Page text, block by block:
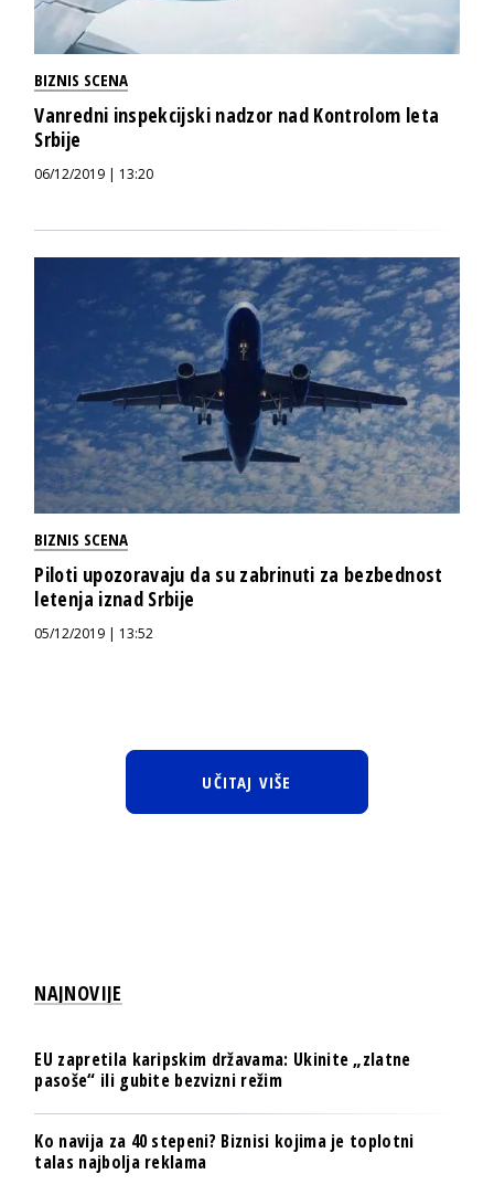
BIZNIS SCENA
Vanredni inspekcijski nadzor nad Kontrolom leta
Srbije
06/12/2019 | 13:20
BIZNIS SCENA
Piloti upozoravaju da su zabrinuti za bezbednost
letenja iznad Srbije
05/12/2019 | 13:52
UČITAJ VIŠE
NAJNOVIJE
EU zapretila karipskim državama: Ukinite „zlatne
pasoše“ ili gubite bezvizni režim
Ko navija za 40 stepeni? Biznisi kojima je toplotni
talas najbolja reklama